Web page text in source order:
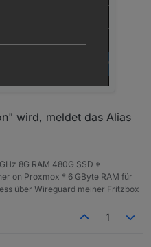
wird, meldet das Alias
8G RAM 480G SSD *
on Proxmox * 6 GByte RAM für
über Wireguard meiner Fritzbox
1